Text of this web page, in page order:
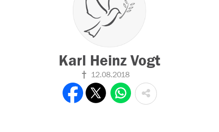
Karl Heinz Vogt
12.08.2018